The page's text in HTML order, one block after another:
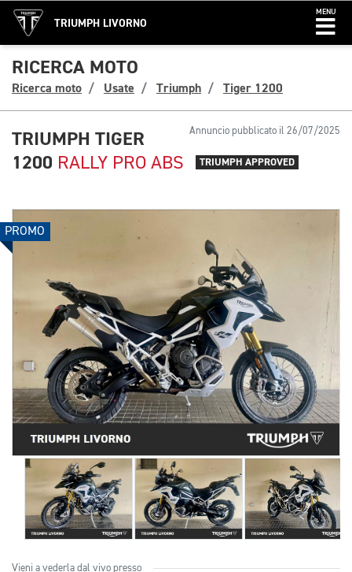
TRIUMPH LIVORNO
MENU
RICERCA MOTO
Ricerca moto Usate Triumph Tiger 1200
Annuncio pubblicato il 26/07/2025
TRIUMPH TIGER
1200 RALLY PRO ABS TRIUMPH APPROVED
PROMO
Vieni a vederla dal vivo presso